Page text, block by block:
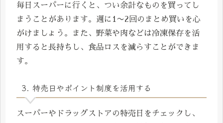
毎日スーパーに行くと、つい余計なものを買ってし
まうことがあります。週に1〜2回のまとめ買いを心
がけましょう。また、野菜や肉などは冷凍保存を活
用すると長持ちし、食品ロスを減らすことができま
す。
3. 特売日やポイント制度を活用する
スーパーやドラッグストアの特売日をチェックし、